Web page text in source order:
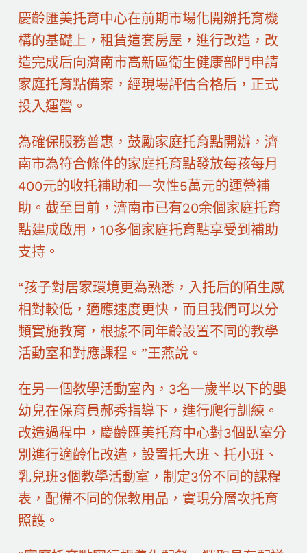
慶齡匯美托育中心在前期市場化開辦托育機
構的基礎上，租賃這套房屋，進行改造，改
造完成后向濟南市高新區衛生健康部門申請
家庭托育點備案，經現場評估合格后，正式
投入運營。
為確保服務普惠，鼓勵家庭托育點開辦，濟
南市為符合條件的家庭托育點發放每孩每月
400元的收托補助和一次性5萬元的運營補
助。截至目前，濟南市已有20余個家庭托育
點建成啟用，10多個家庭托育點享受到補助
支持。
“孩子對居家環境更為熟悉，入托后的陌生感
相對較低，適應速度更快，而且我們可以分
類實施教育，根據不同年齡設置不同的教學
活動室和對應課程。”王燕說。
在另一個教學活動室內，3名一歲半以下的嬰
幼兒在保育員郝秀指導下，進行爬行訓練。
改造過程中，慶齡匯美托育中心對3個臥室分
別進行適齡化改造，設置托大班、托小班、
乳兒班3個教學活動室，制定3份不同的課程
表，配備不同的保教用品，實現分層次托育
照護。